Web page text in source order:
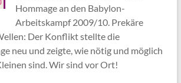
Hommage an den Babylon-
Arbeitskampf 2009/10. Prekäre
Der Konflikt stellte die
neu und zeigte, wie nötig und möglich
sind. Wir sind vor Ort!